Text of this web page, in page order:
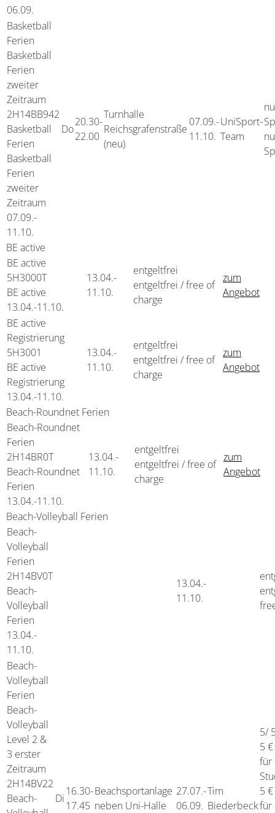
06.09.
Basketball
Ferien
Basketball
Ferien
zweiter
Zeitraum
2H14BB942
Basketball
Ferien
Basketball
Ferien
zweiter
Zeitraum
07.09.-
11.10.
Do
20.30-
22.00
Turnhalle
Reichsgrafenstraße
(neu)
07.09.-
11.10.
UniSport-
Team
BE active
BE active
5H3000T
BE active
13.04.-11.10.
13.04.-
11.10.
entgeltfrei
entgeltfrei / free of
charge
zum
Angebot
BE active
Registrierung
5H3001
BE active
Registrierung
13.04.-11.10.
13.04.-
11.10.
entgeltfrei
entgeltfrei / free of
charge
zum
Angebot
Beach-Roundnet Ferien
Beach-Roundnet
Ferien
2H14BR0T
Beach-Roundnet
Ferien
13.04.-11.10.
13.04.-
11.10.
entgeltfrei
entgeltfrei / free of
charge
zum
Angebot
Beach-Volleyball Ferien
Beach-
Volleyball
Ferien
2H14BV0T
Beach-
Volleyball
Ferien
13.04.-
11.10.
13.04.-
11.10.
Beach-
Volleyball
Ferien
Beach-
Volleyball
Level 2 &
3 erster
Zeitraum
2H14BV22
Beach-
Di
16.30-
17.45
Beachsportanlage
neben Uni-Halle
27.07.-
06.09.
Tim
Biederbeck
5/
5 €
für
5 €
für